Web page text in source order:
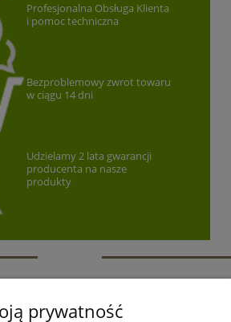
Profesjonalna Obsługa Klienta
i pomoc techniczna
Bezproblemowy zwrot towaru
w ciągu 14 dni
Udzielamy 2 lata gwarancji
producenta na nasze
produkty
prywatność